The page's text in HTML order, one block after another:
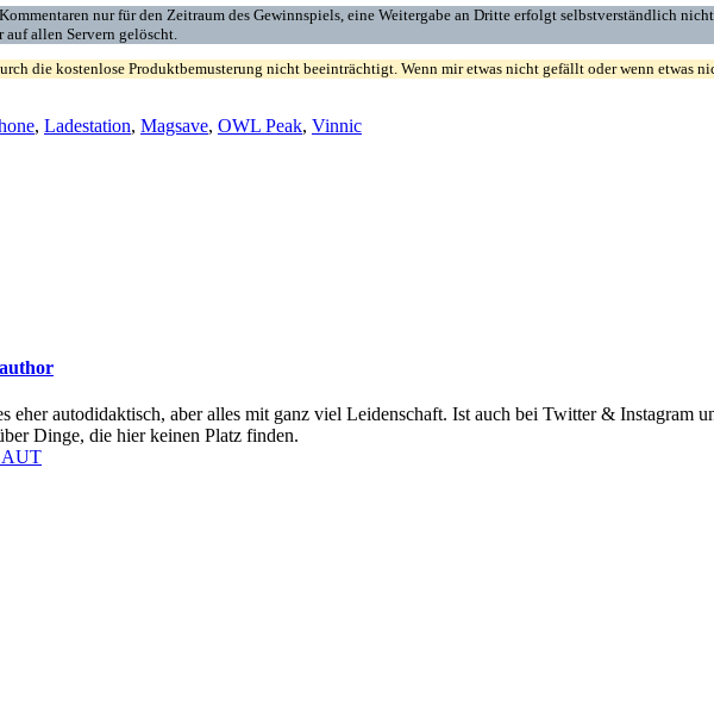
nur für den Zeitraum des Gewinnspiels, eine Weitergabe an Dritte erfolgt selbstverständlich
allen Servern gelöscht.
die kostenlose Produktbemusterung nicht beeinträchtigt. Wenn mir etwas nicht gefällt oder wenn etwas
, Ladestation, Magsave, OWL Peak, Vinnic
eher autodidaktisch, aber alles mit ganz viel Leidenschaft. Ist auch bei Twitter & Instagram
Dinge, die hier keinen Platz finden.